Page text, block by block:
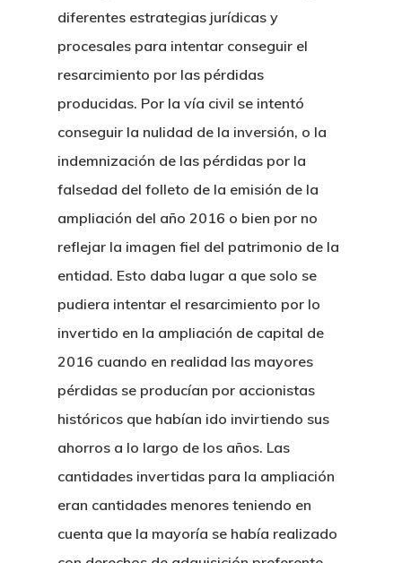
diferentes estrategias jurídicas y
procesales para intentar conseguir el
resarcimiento por las pérdidas
producidas. Por la vía civil se intentó
conseguir la nulidad de la inversión, o la
indemnización de las pérdidas por la
falsedad del folleto de la emisión de la
ampliación del año 2016 o bien por no
reflejar la imagen fiel del patrimonio de la
entidad. Esto daba lugar a que solo se
pudiera intentar el resarcimiento por lo
invertido en la ampliación de capital de
2016 cuando en realidad las mayores
pérdidas se producían por accionistas
históricos que habían ido invirtiendo sus
ahorros a lo largo de los años. Las
cantidades invertidas para la ampliación
eran cantidades menores teniendo en
cuenta que la mayoría se había realizado